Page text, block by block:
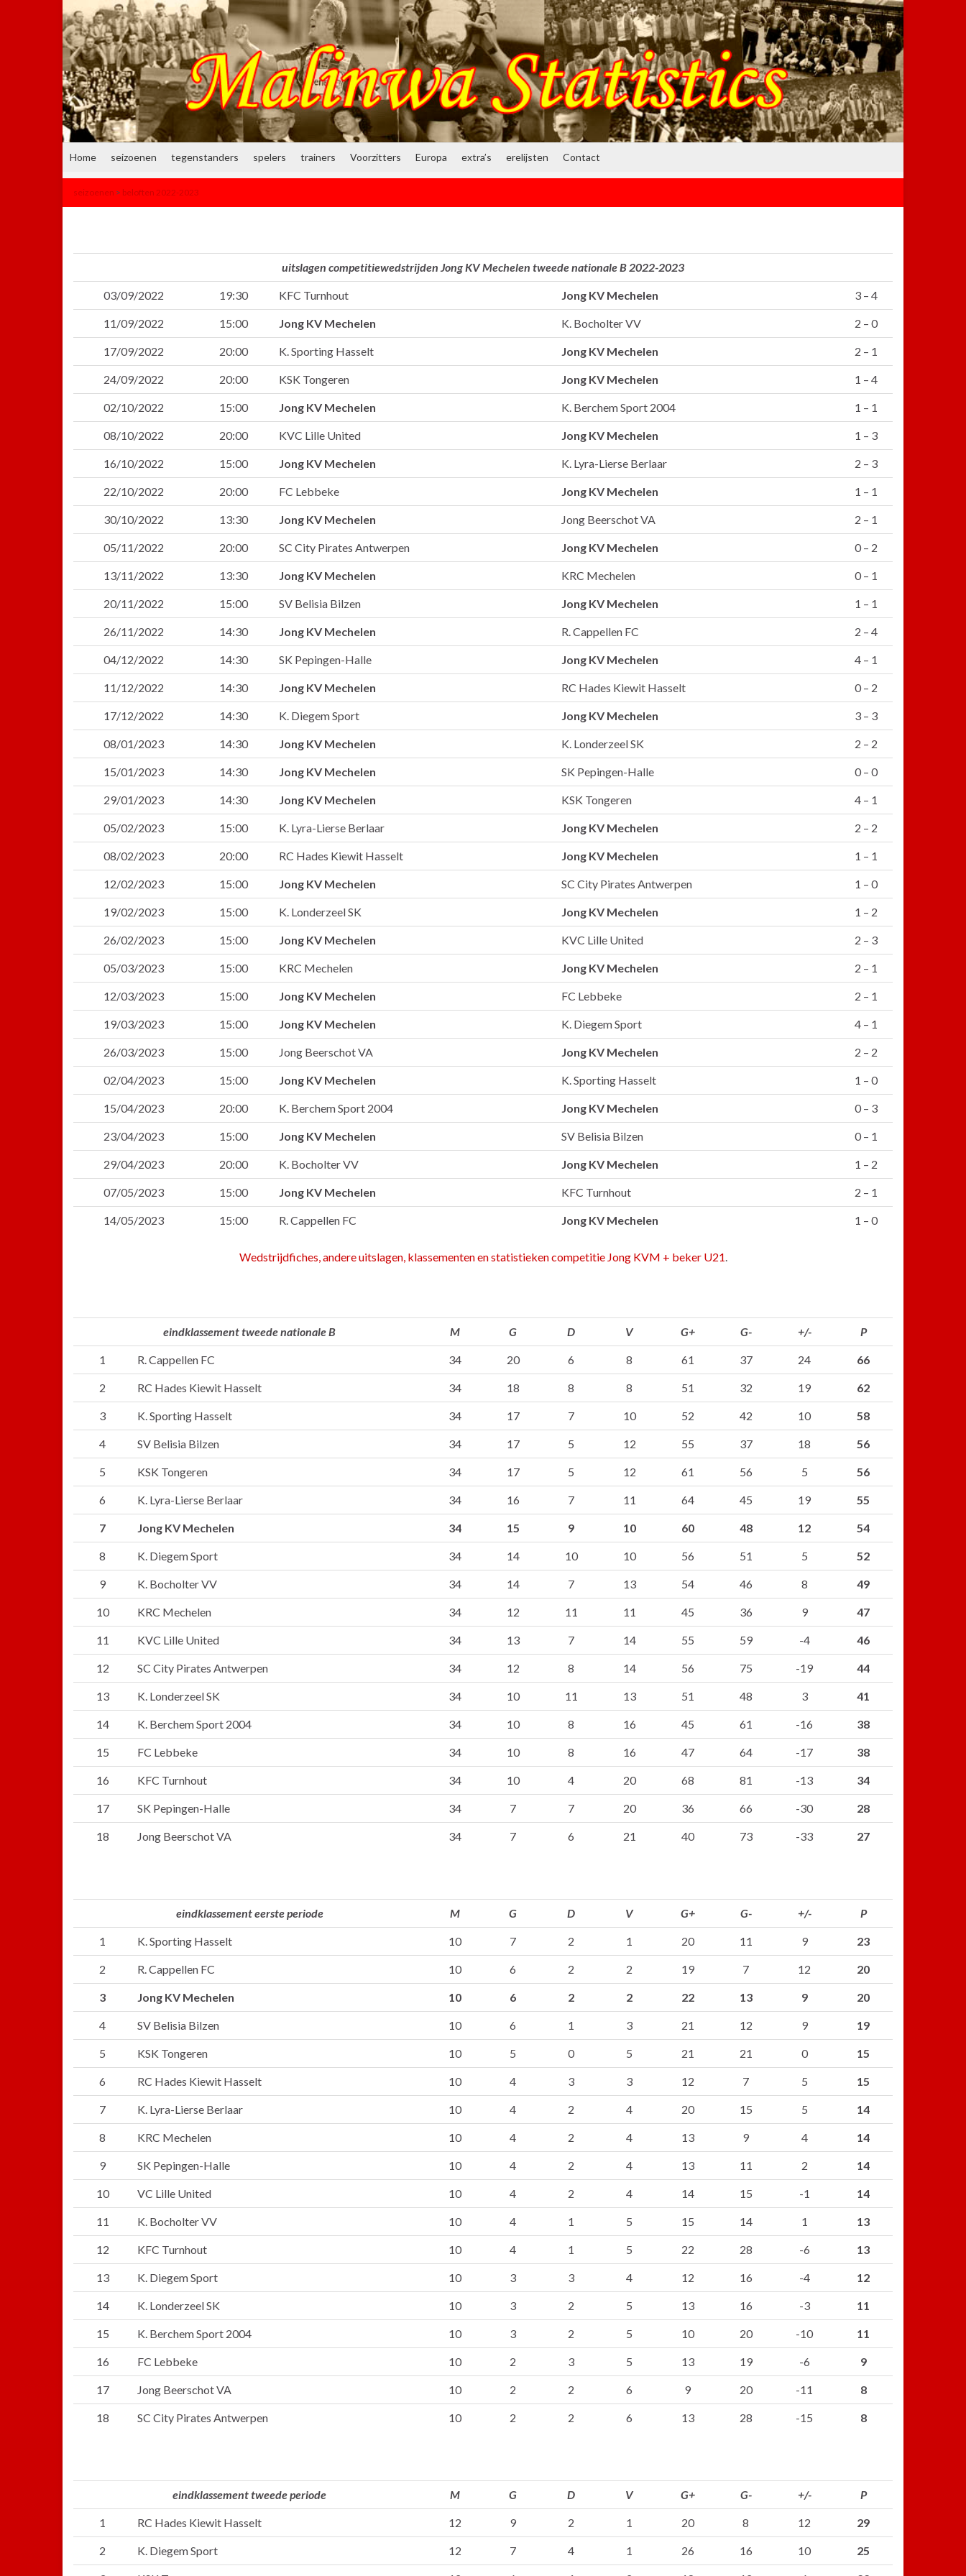
Home seizoenen tegenstanders spelers trainers Voorzitters Europa extra’s erelijsten Contact
seizoenen > beloften 2022-2023
uitslagen competitiewedstrijden Jong KV Mechelen tweede nationale B 2022-2023
03/09/2022 19:30 KFC Turnhout Jong KV Mechelen 3 – 4
11/09/2022 15:00 Jong KV Mechelen K. Bocholter VV 2 – 0
17/09/2022 20:00 K. Sporting Hasselt Jong KV Mechelen 2 – 1
24/09/2022 20:00 KSK Tongeren Jong KV Mechelen 1 – 4
02/10/2022 15:00 Jong KV Mechelen K. Berchem Sport 2004 1 – 1
08/10/2022 20:00 KVC Lille United Jong KV Mechelen 1 – 3
16/10/2022 15:00 Jong KV Mechelen K. Lyra-Lierse Berlaar 2 – 3
22/10/2022 20:00 FC Lebbeke Jong KV Mechelen 1 – 1
30/10/2022 13:30 Jong KV Mechelen Jong Beerschot VA 2 – 1
05/11/2022 20:00 SC City Pirates Antwerpen Jong KV Mechelen 0 – 2
13/11/2022 13:30 Jong KV Mechelen KRC Mechelen 0 – 1
20/11/2022 15:00 SV Belisia Bilzen Jong KV Mechelen 1 – 1
26/11/2022 14:30 Jong KV Mechelen R. Cappellen FC 2 – 4
04/12/2022 14:30 SK Pepingen-Halle Jong KV Mechelen 4 – 1
11/12/2022 14:30 Jong KV Mechelen RC Hades Kiewit Hasselt 0 – 2
17/12/2022 14:30 K. Diegem Sport Jong KV Mechelen 3 – 3
08/01/2023 14:30 Jong KV Mechelen K. Londerzeel SK 2 – 2
15/01/2023 14:30 Jong KV Mechelen SK Pepingen-Halle 0 – 0
29/01/2023 14:30 Jong KV Mechelen KSK Tongeren 4 – 1
05/02/2023 15:00 K. Lyra-Lierse Berlaar Jong KV Mechelen 2 – 2
08/02/2023 20:00 RC Hades Kiewit Hasselt Jong KV Mechelen 1 – 1
12/02/2023 15:00 Jong KV Mechelen SC City Pirates Antwerpen 1 – 0
19/02/2023 15:00 K. Londerzeel SK Jong KV Mechelen 1 – 2
26/02/2023 15:00 Jong KV Mechelen KVC Lille United 2 – 3
05/03/2023 15:00 KRC Mechelen Jong KV Mechelen 2 – 1
12/03/2023 15:00 Jong KV Mechelen FC Lebbeke 2 – 1
19/03/2023 15:00 Jong KV Mechelen K. Diegem Sport 4 – 1
26/03/2023 15:00 Jong Beerschot VA Jong KV Mechelen 2 – 2
02/04/2023 15:00 Jong KV Mechelen K. Sporting Hasselt 1 – 0
15/04/2023 20:00 K. Berchem Sport 2004 Jong KV Mechelen 0 – 3
23/04/2023 15:00 Jong KV Mechelen SV Belisia Bilzen 0 – 1
29/04/2023 20:00 K. Bocholter VV Jong KV Mechelen 1 – 2
07/05/2023 15:00 Jong KV Mechelen KFC Turnhout 2 – 1
14/05/2023 15:00 R. Cappellen FC Jong KV Mechelen 1 – 0
Wedstrijdfiches, andere uitslagen, klassementen en statistieken competitie Jong KVM + beker U21.
eindklassement tweede nationale B M G D V G+ G- +/- P
1 R. Cappellen FC 34 20 6 8 61 37 24 66
2 RC Hades Kiewit Hasselt 34 18 8 8 51 32 19 62
3 K. Sporting Hasselt 34 17 7 10 52 42 10 58
4 SV Belisia Bilzen 34 17 5 12 55 37 18 56
5 KSK Tongeren 34 17 5 12 61 56 5 56
6 K. Lyra-Lierse Berlaar 34 16 7 11 64 45 19 55
7 Jong KV Mechelen 34 15 9 10 60 48 12 54
8 K. Diegem Sport 34 14 10 10 56 51 5 52
9 K. Bocholter VV 34 14 7 13 54 46 8 49
10 KRC Mechelen 34 12 11 11 45 36 9 47
11 KVC Lille United 34 13 7 14 55 59 -4 46
12 SC City Pirates Antwerpen 34 12 8 14 56 75 -19 44
13 K. Londerzeel SK 34 10 11 13 51 48 3 41
14 K. Berchem Sport 2004 34 10 8 16 45 61 -16 38
15 FC Lebbeke 34 10 8 16 47 64 -17 38
16 KFC Turnhout 34 10 4 20 68 81 -13 34
17 SK Pepingen-Halle 34 7 7 20 36 66 -30 28
18 Jong Beerschot VA 34 7 6 21 40 73 -33 27
eindklassement eerste periode M G D V G+ G- +/- P
1 K. Sporting Hasselt 10 7 2 1 20 11 9 23
2 R. Cappellen FC 10 6 2 2 19 7 12 20
3 Jong KV Mechelen 10 6 2 2 22 13 9 20
4 SV Belisia Bilzen 10 6 1 3 21 12 9 19
5 KSK Tongeren 10 5 0 5 21 21 0 15
6 RC Hades Kiewit Hasselt 10 4 3 3 12 7 5 15
7 K. Lyra-Lierse Berlaar 10 4 2 4 20 15 5 14
8 KRC Mechelen 10 4 2 4 13 9 4 14
9 SK Pepingen-Halle 10 4 2 4 13 11 2 14
10 VC Lille United 10 4 2 4 14 15 -1 14
11 K. Bocholter VV 10 4 1 5 15 14 1 13
12 KFC Turnhout 10 4 1 5 22 28 -6 13
13 K. Diegem Sport 10 3 3 4 12 16 -4 12
14 K. Londerzeel SK 10 3 2 5 13 16 -3 11
15 K. Berchem Sport 2004 10 3 2 5 10 20 -10 11
16 FC Lebbeke 10 2 3 5 13 19 -6 9
17 Jong Beerschot VA 10 2 2 6 9 20 -11 8
18 SC City Pirates Antwerpen 10 2 2 6 13 28 -15 8
eindklassement tweede periode M G D V G+ G- +/- P
1 RC Hades Kiewit Hasselt 12 9 2 1 20 8 12 29
2 K. Diegem Sport 12 7 4 1 26 16 10 25